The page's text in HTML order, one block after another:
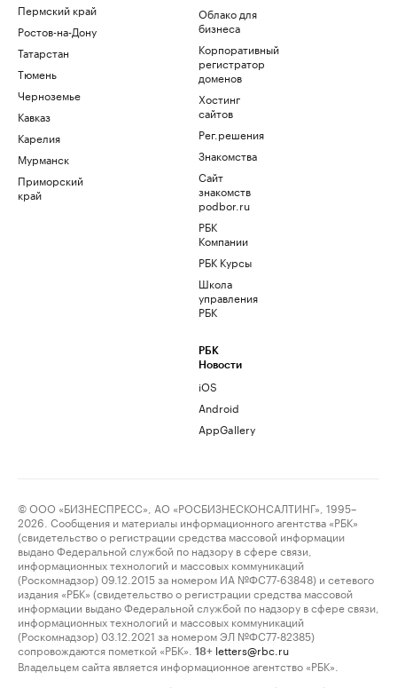
Пермский край
Ростов-на-Дону
Татарстан
Тюмень
Черноземье
Кавказ
Карелия
Мурманск
Приморский
край
Облако для
бизнеса
Корпоративный
регистратор
доменов
Хостинг
сайтов
Рег.решения
Знакомства
Сайт
знакомств
podbor.ru
РБК
Компании
РБК Курсы
Школа
управления
РБК
РБК
Новости
iOS
Android
AppGallery
© ООО «БИЗНЕСПРЕСС», АО «РОСБИЗНЕСКОНСАЛТИНГ», 1995–
2026. Сообщения и материалы информационного агентства «РБК»
(свидетельство о регистрации средства массовой информации
выдано Федеральной службой по надзору в сфере связи,
информационных технологий и массовых коммуникаций
(Роскомнадзор) 09.12.2015 за номером ИА №ФС77-63848) и сетевого
издания «РБК» (свидетельство о регистрации средства массовой
информации выдано Федеральной службой по надзору в сфере связи,
информационных технологий и массовых коммуникаций
(Роскомнадзор) 03.12.2021 за номером ЭЛ №ФС77-82385)
сопровождаются пометкой «РБК».
18+ letters@rbc.ru
Владельцем сайта является информационное агентство «РБК».